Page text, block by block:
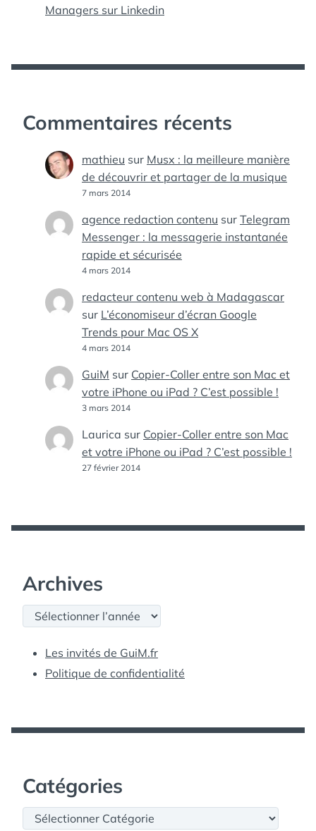
Managers sur Linkedin
Commentaires récents
mathieu sur Musx : la meilleure manière
de découvrir et partager de la musique
7 mars 2014
agence redaction contenu sur Telegram
Messenger : la messagerie instantanée
rapide et sécurisée
4 mars 2014
redacteur contenu web à Madagascar
sur L’économiseur d’écran Google
Trends pour Mac OS X
4 mars 2014
GuiM sur Copier-Coller entre son Mac et
votre iPhone ou iPad ? C’est possible !
3 mars 2014
Laurica sur Copier-Coller entre son Mac
et votre iPhone ou iPad ? C’est possible !
27 février 2014
Archives
Archives
Les invités de GuiM.fr
Politique de confidentialité
Catégories
Catégories